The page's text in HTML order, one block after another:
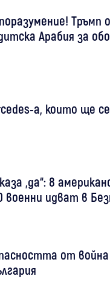
Тръмп
Арабия за
а, които ще
„да“: 8
военни идват в
от